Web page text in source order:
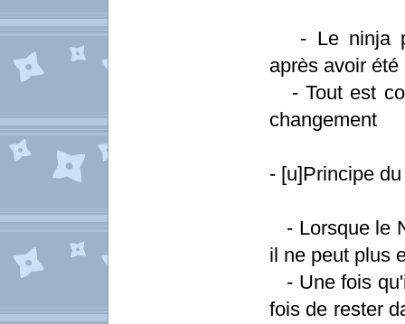
- Le ninja
après avoir
- Tout est
changement
- [u]Principe
- Lorsque le
il ne peut plus
- Une fois
fois de rester